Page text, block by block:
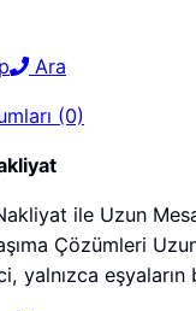
Ara
(0)
ile Uzun
Çözümleri
yalnızca